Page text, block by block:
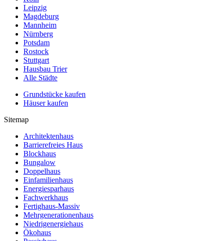
Leipzig
Magdeburg
Mannheim
Nürnberg
Potsdam
Rostock
Stuttgart
Hausbau Trier
Alle Städte
Grundstücke kaufen
Häuser kaufen
Sitemap
Architektenhaus
Barrierefreies Haus
Blockhaus
Bungalow
Doppelhaus
Einfamilienhaus
Energiesparhaus
Fachwerkhaus
Fertighaus-Massiv
Mehrgenerationenhaus
Niedrigenergiehaus
Ökohaus